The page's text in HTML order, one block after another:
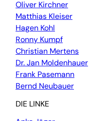
Oliver Kirchner
Matthias Kleiser
Hagen Kohl
Ronny Kumpf
Christian Mertens
Dr. Jan Moldenhauer
Frank Pasemann
Bernd Neubauer
DIE LINKE